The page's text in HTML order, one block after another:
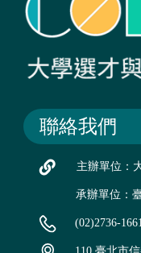
聯絡我們
主辦單位：
承辦單位：
(02)2736-